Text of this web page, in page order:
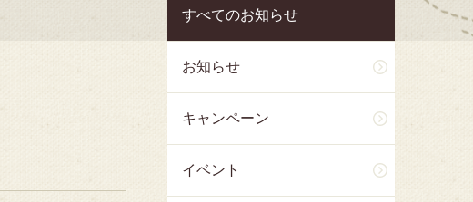
すべてのお知らせ
お知らせ
キャンペーン
イベント